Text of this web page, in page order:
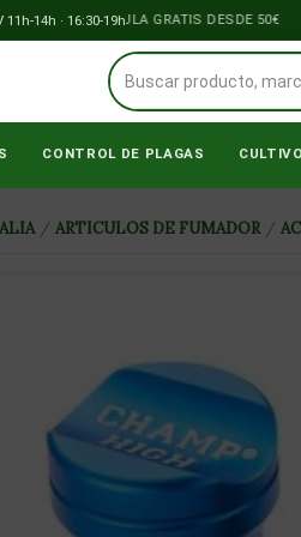
11h-14h · 16:30-19h
A PENÍNSULA GRATIS DESDE 50€
CONTROL DE PLAGAS CULTIVO
/ ARTICULOS DE FUMADOR /